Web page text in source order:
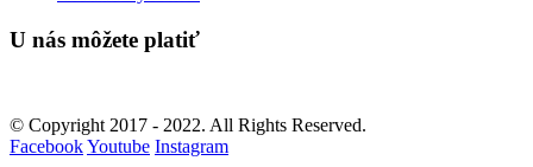
U nás môžete platiť
© Copyright 2017 - 2022. All Rights Reserved.
FacebookYoutube Instagram